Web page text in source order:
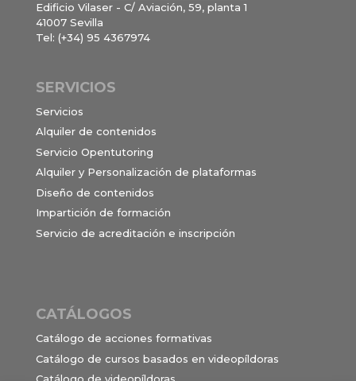
Edificio Vilaser - C/ Aviación, 59, planta 1
41007 Sevilla
Tel: (+34) 95 4367974
SERVICIOS
Servicios
Alquiler de contenidos
Servicio Opentutoring
Alquiler y Personalización de plataformas
Diseño de contenidos
Impartición de formación
Servicio de acreditación e inscripción
CATÁLOGOS
Catálogo de acciones formativas
Catálogo de cursos basados en videopíldoras